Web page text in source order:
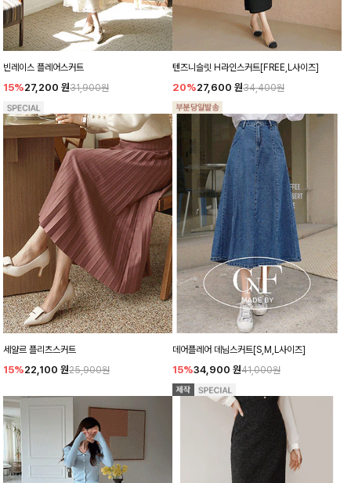
빈레이스 플레어스커트
15%27,200 원31,900원
텐즈니슬릿 H라인스커트[FREE,L사이즈]
20%27,600 원34,400원
세얄르 플리츠스커트
15%22,100 원25,900원
데어플레어 데님스커트[S,M,L사이즈]
15%34,900 원41,000원